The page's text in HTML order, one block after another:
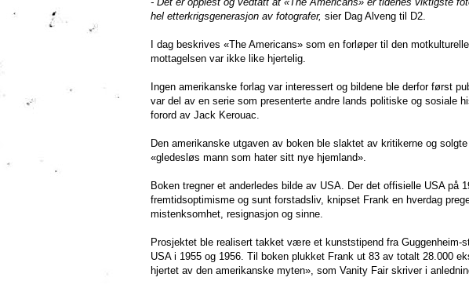
hel etterkrigsgenerasjon av fotografer, sier Dag Alveng til D2.
I dag beskrives «The Americans» som en forløper til den
mottagelsen var ikke like hjertelig.
Ingen amerikanske forlag var interessert og bildene ble derfor først
var del av en serie som presenterte andre lands politiske og sosiale
forord av Jack Kerouac.
Den amerikanske utgaven av boken ble slaktet av kritikerne og
«gledesløs mann som hater sitt nye hjemland».
Boken tregner et anderledes bilde av USA. Der det offisielle USA på
fremtidsoptimisme og sunt forstadsliv, knipset Frank en hverdag
mistenksomhet, resignasjon og sinne.
Prosjektet ble realisert takket være et kunststipend fra Guggenheim-
USA i 1955 og 1956. Til boken plukket Frank ut 83 av totalt 28.000
hjertet av den amerikanske myten», som Vanity Fair skriver i